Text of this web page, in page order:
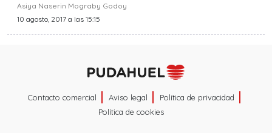
Asiya Naserin Mograby Godoy
10 agosto, 2017 a las 15:15
Contacto comercial Aviso legal
Política de privacidad
Política de cookies